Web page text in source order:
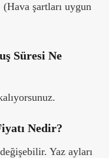
(Hava şartları uygun
Süresi Ne
Nedir?
Yaz ayları